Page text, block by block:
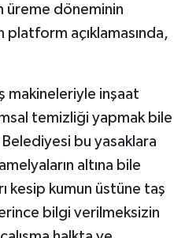
üreme döneminin
platform açıklamasında,
makineleriyle inşaat
temizliği yapmak bile
bu yasaklara
altına bile
kesip kumun üstüne taş
bilgi verilmeksizin